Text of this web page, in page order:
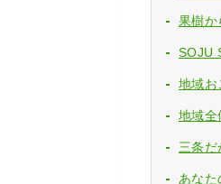
果樹か
SOJU
地域お
地域全
三条だ
あなた